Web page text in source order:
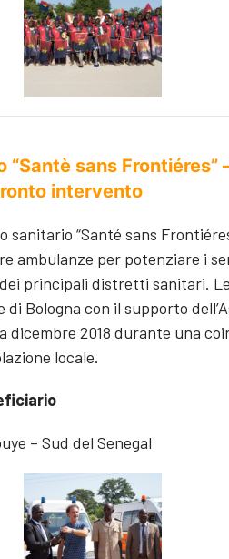
“Santè sans
intervento
sanitario “Santé sans
ambulanze per potenziare i
principali distretti sanitari.
di Bologna con il supporto
dicembre 2018 durante una
locale.
– Sud del Senegal